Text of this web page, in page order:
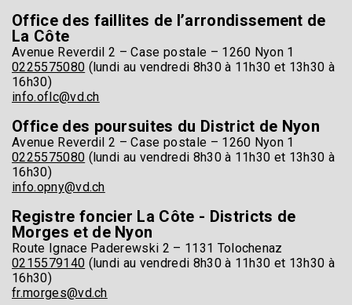
Office des faillites de l’arrondissement de
La Côte
Avenue Reverdil 2 – Case postale – 1260 Nyon 1
0225575080 (lundi au vendredi 8h30 à 11h30 et 13h30 à
16h30)
info.oflc@vd.ch
Office des poursuites du District de Nyon
Avenue Reverdil 2 – Case postale – 1260 Nyon 1
0225575080 (lundi au vendredi 8h30 à 11h30 et 13h30 à
16h30)
info.opny@vd.ch
Registre foncier La Côte - Districts de
Morges et de Nyon
Route Ignace Paderewski 2 – 1131 Tolochenaz
0215579140 (lundi au vendredi 8h30 à 11h30 et 13h30 à
16h30)
fr.morges@vd.ch